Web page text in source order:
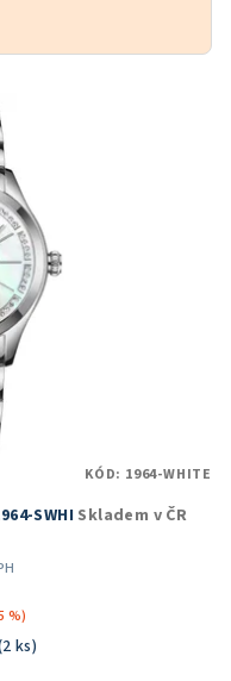
SWHI Skladem v ČR
%)
ks)
KÓD: 1964-WHITE